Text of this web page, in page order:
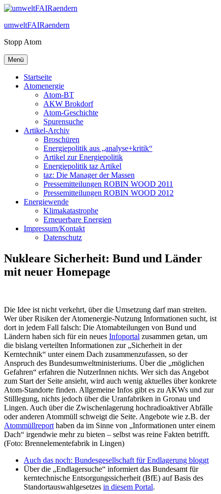
Zum
springen
umweltFAIRaendern
Stopp Atom
Menü
Startseite
Atomenergie
Atom-BT
AKW Brokdorf
Atom-Geschichte
Spurensuche
Artikel-Archiv
Broschüren
Energiepolitik aus „analyse+kritik“
Artikel zur Energiepolitik
Energiepolitik taz Artikel
taz: Die Manager der Massen
Pressemitteilungen ROBIN WOOD 2011
Pressemitteilungen ROBIN WOOD 2012
Energiewende
Klimakatastrophe
Erneuerbare Energien
Impressum/Kontakt
Datenschutz
Nukleare Sicherheit: Bund und Länder
mit neuer Homepage
Die Idee ist nicht verkehrt, über die Umsetzung darf man streiten.
Wer über Risiken der Atomenergie-Nutzung Informationen sucht, ist
dort in jedem Fall falsch: Die Atomabteilungen von Bund und
Ländern haben sich für ein neues Infoportal zusammen getan, um
die bislang verteilten Informationen zur „Sicherheit in der
Kerntechnik“ unter einem Dach zusammenzufassen, so der
Anspruch des Bundesumweltministeriums. Über die „möglichen
Gefahren“ erfahren die NutzerInnen nichts. Wer sich das Angebot
zum Start der Seite ansieht, wird auch wenig aktuelles über konkrete
Atom-Standorte finden. Allgemeine Infos gibt es zu AKWs und zur
Stilllegung, nichts jedoch über die Uranfabriken in Gronau und
Lingen. Auch über die Zwischenlagerung hochradioaktiver Abfälle
oder anderen Atommüll schweigt die Seite. Angebote wie z.B. der
Atommüllreport haben da im Sinne von „Informationen unter einem
Dach“ irgendwie mehr zu bieten – selbst was reine Fakten betrifft.
(Foto: Brennelementefabrik in Lingen)
Auch das noch: Bundesgesellschaft für Endlagerung bloggt
Über die „Endlagersuche“ informiert das Bundesamt für
kerntechnische Entsorgungssicherheit (BfE) auf Basis des
Standortauswahlgesetzes in diesem Portal.